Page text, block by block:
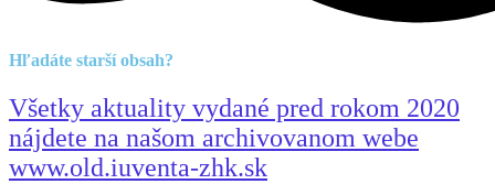
Hľadáte starší obsah?
Všetky aktuality vydané pred rokom 2020
nájdete na našom archivovanom webe
www.old.iuventa-zhk.sk